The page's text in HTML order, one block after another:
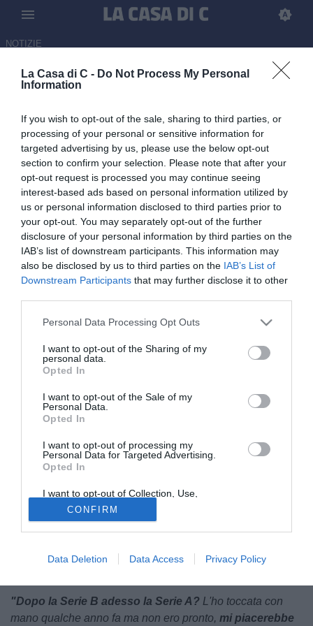
La Casa di C - Do Not Process My Personal
Information
If you wish to opt-out of the sale, sharing to third parties, or
processing of your personal or sensitive information for
targeted advertising by us, please use the below opt-out
section to confirm your selection. Please note that after your
opt-out request is processed you may continue seeing
interest-based ads based on personal information utilized by
us or personal information disclosed to third parties prior to
your opt-out. You may separately opt-out of the further
disclosure of your personal information by third parties on the
IAB’s list of downstream participants. This information may
also be disclosed by us to third parties on the IAB’s List of
Downstream Participants that may further disclose it to other
Personal Data Processing Opt Outs
I want to opt-out of the Sharing of my
personal data.
Opted In
I want to opt-out of the Sale of my
Personal Data.
Opted In
I want to opt-out of processing my
Personal Data for Targeted Advertising.
Opted In
I want to opt-out of Collection, Use,
Retention, Sale, and/or Sharing of my
Personal Data that Is Unrelated with the
Purposes for which it was collected.
Opted Out
CONFIRM
Data Deletion Data Access Privacy Policy
NOTIZIE
Arezzo, Bucchi:" All'inizio ho
demoralizzato, ma siamo stati
bravissimi. Adesso sogno in
grande"
15.05.2026 16:15 diLuca Jannone
Ospite al podcast di Sky calcio Unplugged, l'allenatore dell'Arezzo
Bucchi è intervenuto ricordando aneddoti e facendo il punto sulla
stagione
Tra aneddoti, racconti sulla stagione e uno sguardo al
futuro,Christian Bucchiè stato tra i protagonisti
dell'ultima puntata del podcast
cui ha partecipato anche Floro Flores.
Arezzo e s quali siano i prossimi obiettivi per il futuro,
"Dopo la Serie B adesso la Serie A? L'ho toccata con
mano qualche anno fa ma non ero pronto, mi piacerebbe